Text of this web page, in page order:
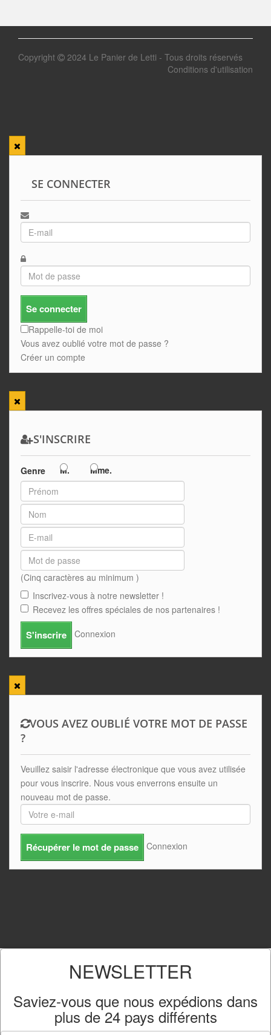
Copyright
2024 Le Panier de Letti - Tous droits réservés
Conditions d'utilisation
SE CONNECTER
Se connecter
Rappelle-toi de moi
Vous avez oublié votre mot de passe ?
Créer un compte
S'INSCRIRE
Genre M. Mme.
(Cinq caractères au minimum )
Inscrivez-vous à notre newsletter !
Recevez les offres spéciales de nos partenaires !
S'inscrire Connexion
VOUS AVEZ OUBLIÉ VOTRE MOT DE PASSE
?
Veuillez saisir l'adresse électronique que vous avez utilisée
pour vous inscrire. Nous vous enverrons ensuite un
nouveau mot de passe.
Récupérer le mot de passe Connexion
NEWSLETTER
Saviez-vous que nous expédions dans
plus de24 pays différents